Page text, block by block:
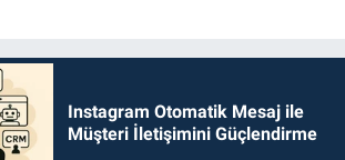
Instagram Otomatik Mesaj ile
Müşteri İletişimini Güçlendirme